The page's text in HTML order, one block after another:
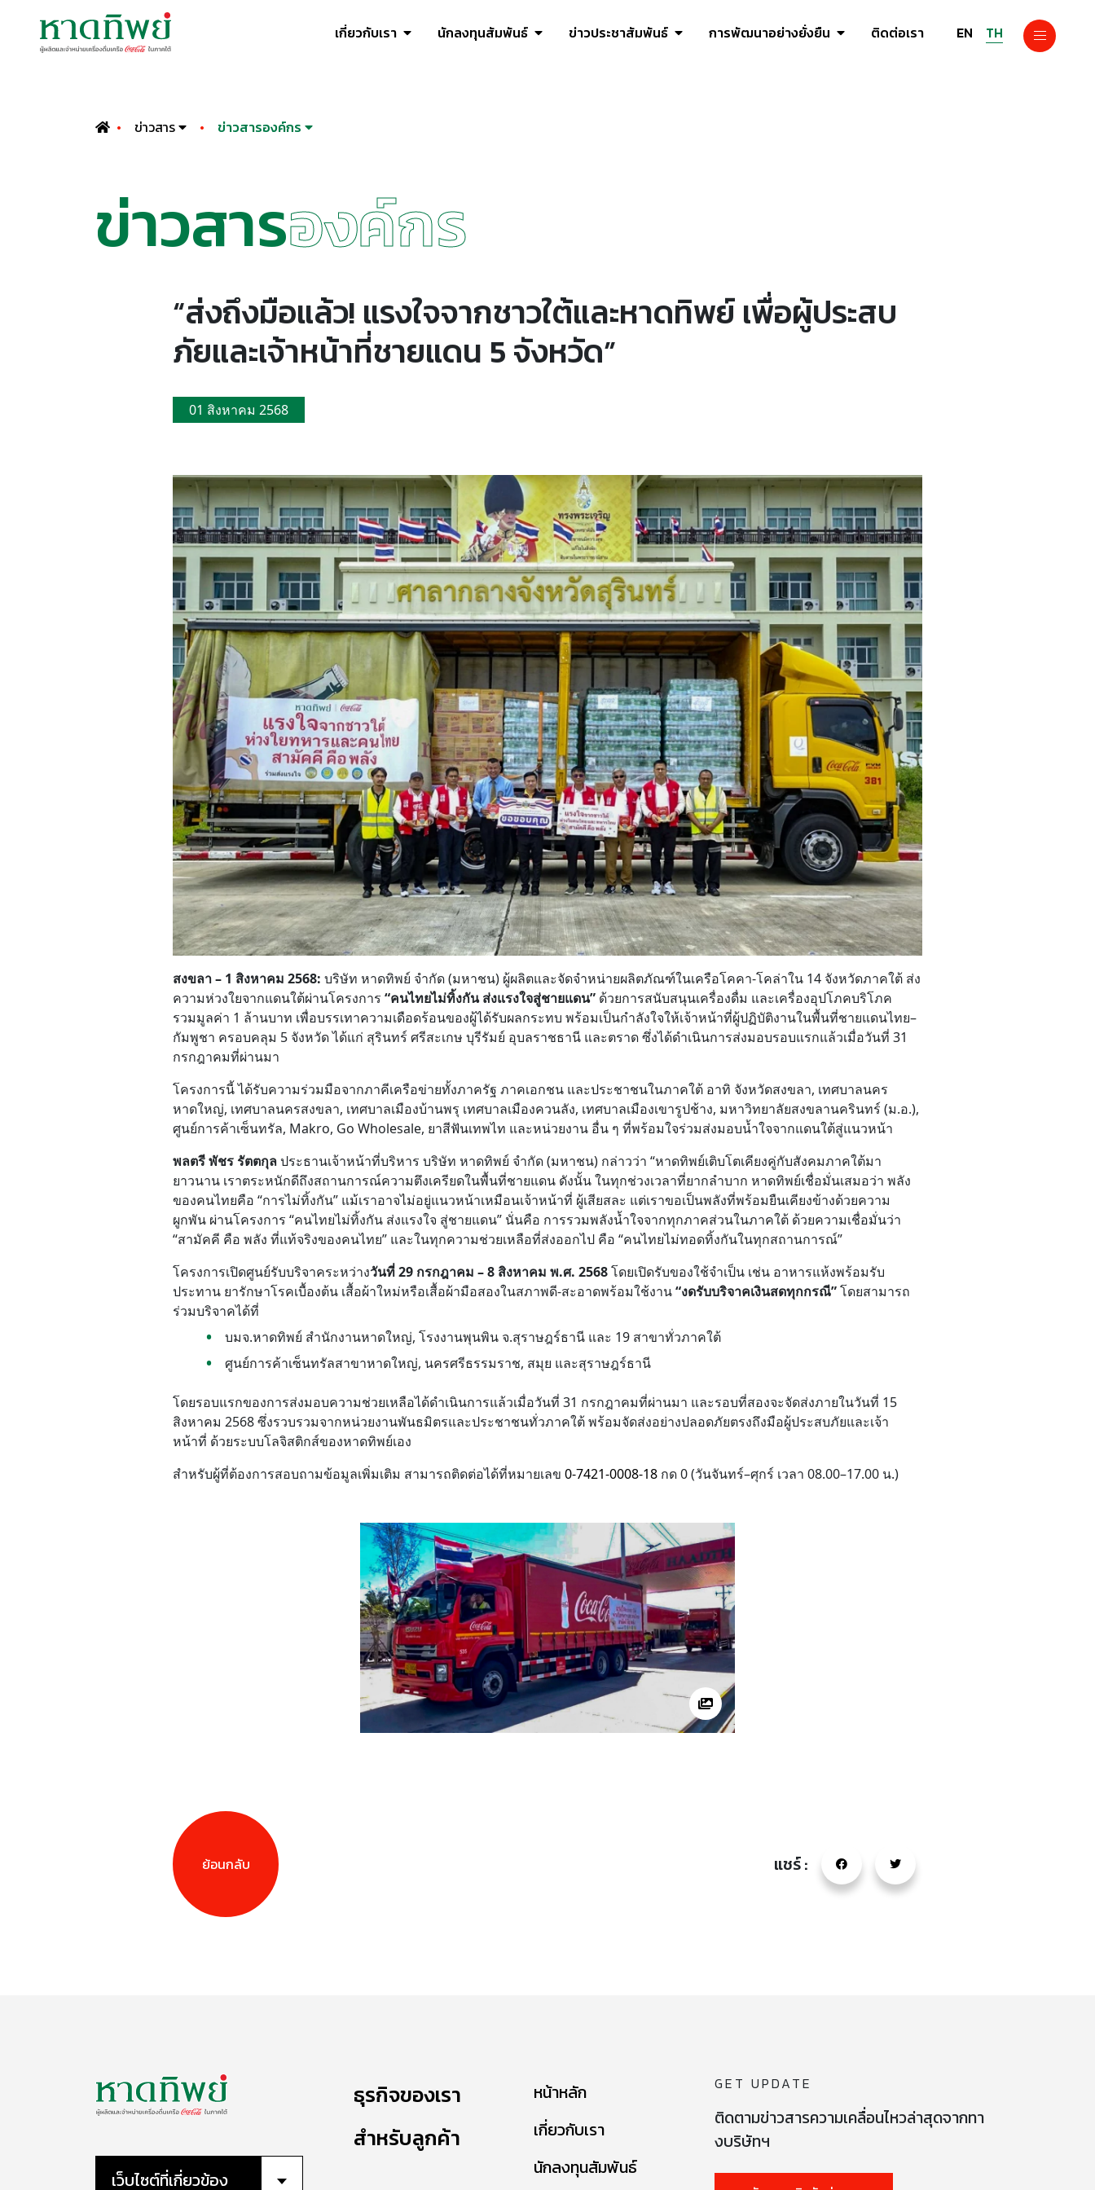
เกี่ยวกับเรา นักลงทุนสัมพันธ์ ข่าวประชาสัมพันธ์ การพัฒนาอย่างยั่งยืน ติดต่อเรา EN TH
ข่าวสาร ข่าวสารองค์กร
ข่าวสารองค์กร
“ส่งถึงมือแล้ว! แรงใจจากชาวใต้และหาดทิพย์ เพื่อผู้ประสบ
ภัยและเจ้าหน้าที่ชายแดน 5 จังหวัด”
01 สิงหาคม 2568
สงขลา – 1 สิงหาคม 2568: บริษัท หาดทิพย์ จำกัด (มหาชน) ผู้ผลิตและจัดจำหน่ายผลิตภัณฑ์ในเครือโคคา-โคล่าใน 14 จังหวัดภาคใต้ ส่ง
ความห่วงใยจากแดนใต้ผ่านโครงการ “คนไทยไม่ทิ้งกัน ส่งแรงใจสู่ชายแดน” ด้วยการสนับสนุนเครื่องดื่ม และเครื่องอุปโภคบริโภค
รวมมูลค่า 1 ล้านบาท เพื่อบรรเทาความเดือดร้อนของผู้ได้รับผลกระทบ พร้อมเป็นกำลังใจให้เจ้าหน้าที่ผู้ปฏิบัติงานในพื้นที่ชายแดนไทย–
กัมพูชา ครอบคลุม 5 จังหวัดได้แก่ สุรินทร์ ศรีสะเกษ บุรีรัมย์ อุบลราชธานี และตราด ซึ่งได้ดำเนินการส่งมอบรอบแรกแล้วเมื่อวันที่ 31
กรกฎาคมที่ผ่านมา
โครงการนี้ ได้รับความร่วมมือจากภาคีเครือข่ายทั้งภาครัฐ ภาคเอกชน และประชาชนในภาคใต้ อาทิ จังหวัดสงขลา, เทศบาลนคร
หาดใหญ่, เทศบาลนครสงขลา, เทศบาลเมืองบ้านพรุ เทศบาลเมืองควนลัง, เทศบาลเมืองเขารูปช้าง, มหาวิทยาลัยสงขลานครินทร์ (ม.อ.),
ศูนย์การค้าเซ็นทรัล, Makro, Go Wholesale, ยาสีฟันเทพไท และหน่วยงาน อื่น ๆ ที่พร้อมใจร่วมส่งมอบน้ำใจจากแดนใต้สู่แนวหน้า
พลตรี พัชร รัตตกุลประธานเจ้าหน้าที่บริหาร บริษัท หาดทิพย์ จำกัด (มหาชน) กล่าวว่า “หาดทิพย์เติบโตเคียงคู่กับสังคมภาคใต้มา
ยาวนาน เราตระหนักดีถึงสถานการณ์ความตึงเครียดในพื้นที่ชายแดน ดังนั้น ในทุกช่วงเวลาที่ยากลำบาก หาดทิพย์เชื่อมั่นเสมอว่า พลัง
ของคนไทยคือ “การไม่ทิ้งกัน” แม้เราอาจไม่อยู่แนวหน้าเหมือนเจ้าหน้าที่ ผู้เสียสละ แต่เราขอเป็นพลังที่พร้อมยืนเคียงข้างด้วยความ
ผูกพัน ผ่านโครงการ “คนไทยไม่ทิ้งกัน ส่งแรงใจ สู่ชายแดน” นั่นคือ การรวมพลังน้ำใจจากทุกภาคส่วนในภาคใต้ ด้วยความเชื่อมั่นว่า
“สามัคคี คือ พลัง ที่แท้จริงของคนไทย” และในทุกความช่วยเหลือที่ส่งออกไป คือ “คนไทยไม่ทอดทิ้งกันในทุกสถานการณ์”
โครงการเปิดศูนย์รับบริจาคระหว่างวันที่ 29 กรกฎาคม – 8 สิงหาคม พ.ศ. 2568โดยเปิดรับของใช้จำเป็น เช่น อาหารแห้งพร้อมรับ
ประทาน ยารักษาโรคเบื้องต้น เสื้อผ้าใหม่หรือเสื้อผ้ามือสองในสภาพดี-สะอาดพร้อมใช้งาน“งดรับบริจาคเงินสดทุกกรณี”โดยสามารถ
ร่วมบริจาคได้ที่
บมจ.หาดทิพย์ สำนักงานหาดใหญ่, โรงงานพุนพิน จ.สุราษฎร์ธานี และ 19 สาขาทั่วภาคใต้
ศูนย์การค้าเซ็นทรัลสาขาหาดใหญ่, นครศรีธรรมราช, สมุย และสุราษฎร์ธานี
โดยรอบแรกของการส่งมอบความช่วยเหลือได้ดำเนินการแล้วเมื่อวันที่ 31 กรกฎาคมที่ผ่านมา และรอบที่สองจะจัดส่งภายในวันที่ 15
สิงหาคม 2568 ซึ่งรวบรวมจากหน่วยงานพันธมิตรและประชาชนทั่วภาคใต้ พร้อมจัดส่งอย่างปลอดภัยตรงถึงมือผู้ประสบภัยและเจ้า
หน้าที่ ด้วยระบบโลจิสติกส์ของหาดทิพย์เอง
สำหรับผู้ที่ต้องการสอบถามข้อมูลเพิ่มเติม สามารถติดต่อได้ที่หมายเลข 0-7421-0008-18 กด 0(วันจันทร์–ศุกร์ เวลา 08.00–17.00 น.)
แชร์ :
ย้อนกลับ
เว็บไซต์ที่เกี่ยวข้อง
ธุรกิจของเรา
สำหรับลูกค้า
หน้าหลัก
เกี่ยวกับเรา
นักลงทุนสัมพันธ์
GET UPDATE
ติดตามข่าวสารความเคลื่อนไหวล่าสุดจากทา
งบริษัทฯ